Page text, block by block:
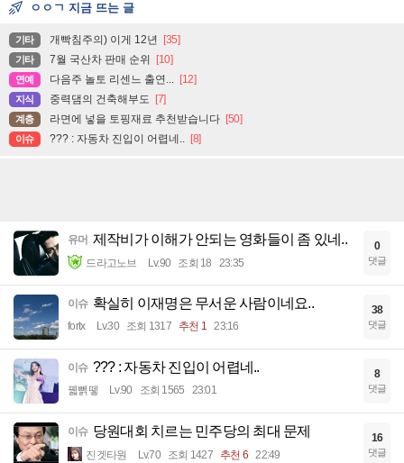
ㅇㅇㄱ 지금 뜨는 글
기타 개빡침주의) 이게 12년 [35]
기타 7월 국산차 판매 순위 [10]
연예 다음주 놀토 리센느 출연... [12]
지식 중력댐의 건축해부도 [7]
계층 라면에 넣을 토핑재료 추천받습니다 [50]
이슈 ??? : 자동차 진입이 어렵네.. [8]
유머 제작비가 이해가 안되는 영화들이 좀 있네..
드라고노브 Lv.90 조회 18 23:35
0
댓글
이슈 확실히 이재명은 무서운 사람이네요..
fortx Lv.30 조회 1317 추천 1 23:16
38
댓글
이슈 ??? : 자동차 진입이 어렵네..
꿻뻵뗗 Lv.90 조회 1565 23:01
8
댓글
이슈 당원대회 치르는 민주당의 최대 문제
진겟타원 Lv.70 조회 1427 추천 6 22:49
16
댓글